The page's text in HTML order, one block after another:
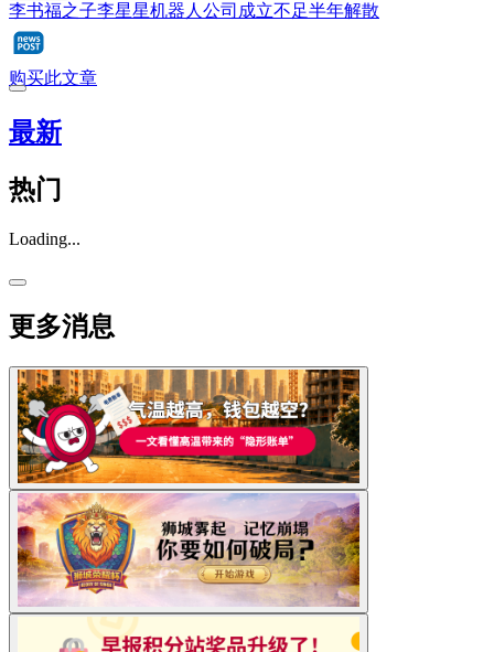
李书福之子李星星机器人公司成立不足半年解散
购买此文章
最新
热门
Loading...
更多消息